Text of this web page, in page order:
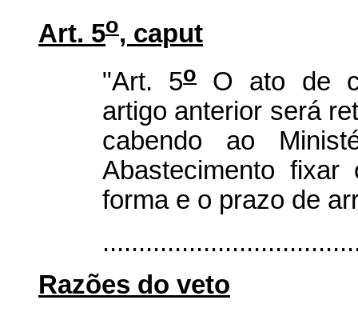
Art. 5o, caput
"Art. 5oO ato de
artigo anterior será
cabendo ao
Abastecimento
forma e o prazo de
Razões do veto